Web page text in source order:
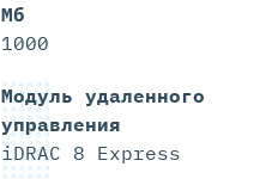
Мб
1000
Модуль удаленного
управления
iDRAC 8 Express